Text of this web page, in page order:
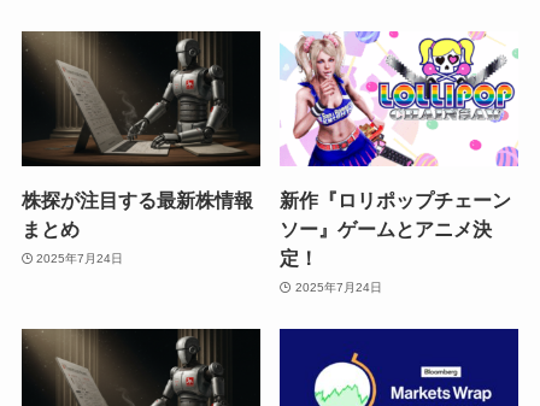
株探が注目する最新株情報
まとめ
2025年7月24日
新作『ロリポップチェーン
ソー』ゲームとアニメ決
定！
2025年7月24日